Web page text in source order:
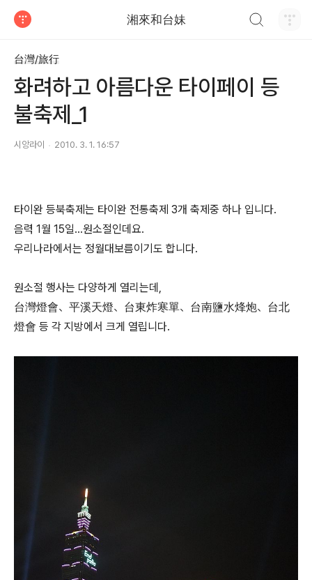
湘來和台妹
台灣/旅行
화려하고 아름다운 타이페이 등
불축제_1
시앙라이 2010. 3. 1. 16:57
타이완 등북축제는 타이완 전통축제 3개 축제중 하나 입니다.
음력 1월 15일...원소절인데요.
우리나라에서는 정월대보름이기도 합니다.
원소절 행사는 다양하게 열리는데,
台灣燈會、平溪天燈、台東炸寒單、台南鹽水烽炮、台北
燈會 등 각 지방에서 크게 열립니다.